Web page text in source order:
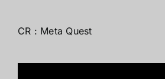
CR : Meta Quest